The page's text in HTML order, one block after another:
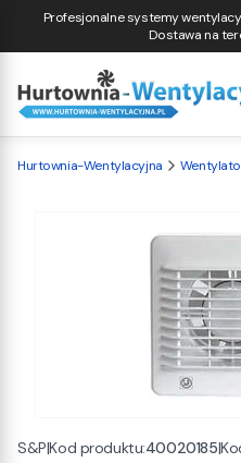
Profesjonalne systemy
Dostawa na
Hurtownia-Wentylacyjna
S&P|Kod produktu:40020185|